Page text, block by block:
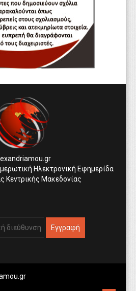
Ηλεκτρονική Εφημερίδα
Κεντρικής Μακεδονίας